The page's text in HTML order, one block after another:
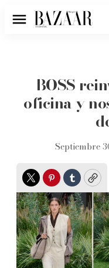
Menú
BOSS
oficina y
Septiembre
TwitterPinterest
TumblrCopy